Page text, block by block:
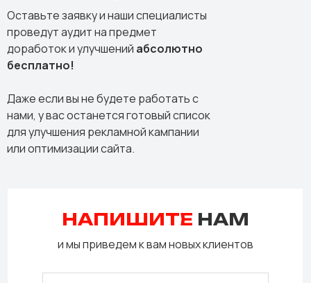
и мы приведем к вам новых клиентов
НАПИШИТЕ НАМ
Оставьте заявку и наши специалисты
проведут аудит на предмет
доработок и улучшений абсолютно
бесплатно!
Даже если вы не будете работать с
нами, у вас останется готовый список
для улучшения рекламной кампании
или оптимизации сайта.